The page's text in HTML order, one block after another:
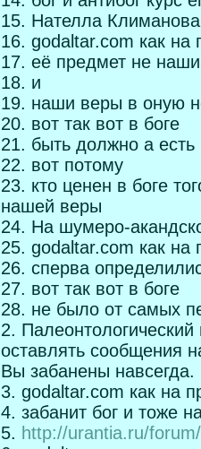
15. Нателла
16. godaltar.com как на
17. её предмет не
18. и
19. наши веры в оную
20. вот так вот в боге
21. быть должно а есть
22. вот потому
23. кто ценен в боге
нашей веры
24. На шумеро-
25. godaltar.com как на
26. сперва
27. вот так вот в боге
28. не было от самых
2.
оставлять сообщения
Вы забанены навсегда.
3. godaltar.com как на
4. забанит бог и тоже
5. http://urantia.ru/